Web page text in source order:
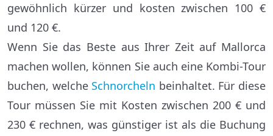
gewöhnlich kürzer und kosten zwischen 100 €
und 120 €.
Wenn Sie das Beste aus Ihrer Zeit auf Mallorca
machen wollen, können Sie auch eine Kombi-Tour
buchen, welche Schnorcheln beinhaltet. Für diese
Tour müssen Sie mit Kosten zwischen 200 € und
230 € rechnen, was günstiger ist als die Buchung